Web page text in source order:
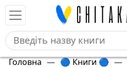
Головна — 🔵 Книги 🔵 —